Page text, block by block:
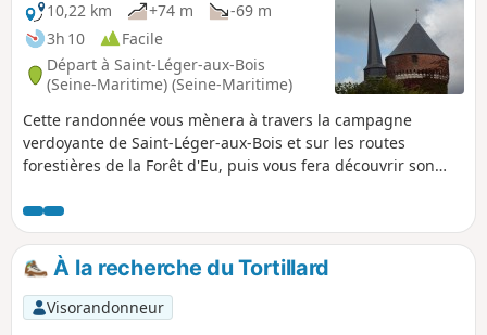
10,22 km +74 m
-69 m
3h 10
Facile
Départ à Saint-Léger-aux-Bois
(Seine-Maritime) (Seine-Maritime)
Cette randonnée vous mènera à travers la campagne
verdoyante de Saint-Léger-aux-Bois et sur les routes
forestières de la Forêt d'Eu, puis vous fera découvrir son
l'église Saint-Léger d'Autun au clocher penché.
À la recherche du Tortillard
Visorandonneur